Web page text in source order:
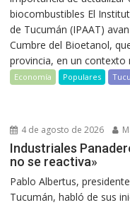
biocombustibles El
de Tucumán (IPAAT)
Cumbre del Bioetanol,
provincia, en un contexto
Economía Populares
4 de agosto de 2026
Industriales
no se reactiva»
Pablo Albertus,
Tucumán, habló de sus